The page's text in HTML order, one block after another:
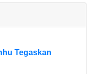
Tegaskan